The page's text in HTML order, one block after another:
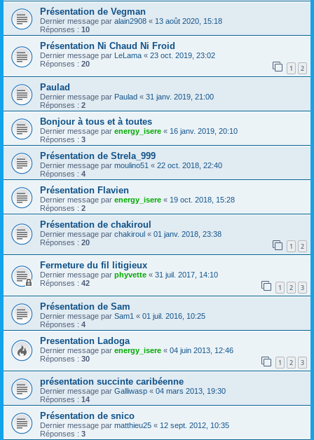
Présentation de Vegman
Dernier message par alain2908 « 13 août 2020, 15:18
Réponses : 10
Présentation Ni Chaud Ni Froid
Dernier message par LeLama « 23 oct. 2019, 23:02
Réponses : 20 1 2
Paulad
Dernier message par Paulad « 31 janv. 2019, 21:00
Réponses : 2
Bonjour à tous et à toutes
Dernier message par energy_isere « 16 janv. 2019, 20:10
Réponses : 3
Présentation de Strela_999
Dernier message par moulino51 « 22 oct. 2018, 22:40
Réponses : 4
Présentation Flavien
Dernier message par energy_isere « 19 oct. 2018, 15:28
Réponses : 2
Présentation de chakiroul
Dernier message par chakiroul « 01 janv. 2018, 23:38
Réponses : 20 1 2
Fermeture du fil litigieux
Dernier message par phyvette « 31 juil. 2017, 14:10
Réponses : 42 1 2 3
Présentation de Sam
Dernier message par Sam1 « 01 juil. 2016, 10:25
Réponses : 4
Presentation Ladoga
Dernier message par energy_isere « 04 juin 2013, 12:46
Réponses : 30 1 2 3
présentation succinte caribéenne
Dernier message par Galliwasp « 04 mars 2013, 19:30
Réponses : 14
Présentation de snico
Dernier message par matthieu25 « 12 sept. 2012, 10:35
Réponses : 3